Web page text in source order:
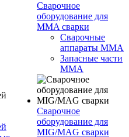
Сварочное
оборудование для
MMA сварки
Сварочные
аппараты MMA
Запасные части
MMA
Сварочное
оборудование для
MIG/MAG сварки